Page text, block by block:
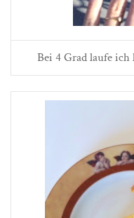
Bei 4 Grad laufe